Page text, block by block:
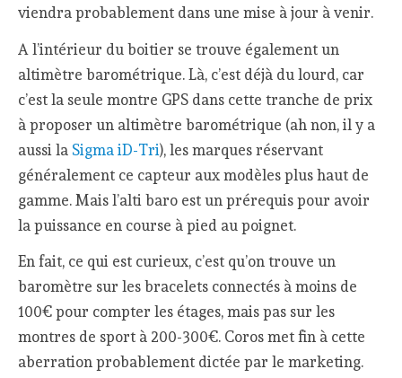
viendra probablement dans une mise à jour à venir.
A l’intérieur du boitier se trouve également un
altimètre barométrique. Là, c’est déjà du lourd, car
c’est la seule montre GPS dans cette tranche de prix
à proposer un altimètre barométrique (ah non, il y a
aussi la Sigma iD-Tri), les marques réservant
généralement ce capteur aux modèles plus haut de
gamme. Mais l’alti baro est un prérequis pour avoir
la puissance en course à pied au poignet.
En fait, ce qui est curieux, c’est qu’on trouve un
baromètre sur les bracelets connectés à moins de
100€ pour compter les étages, mais pas sur les
montres de sport à 200-300€. Coros met fin à cette
aberration probablement dictée par le marketing.